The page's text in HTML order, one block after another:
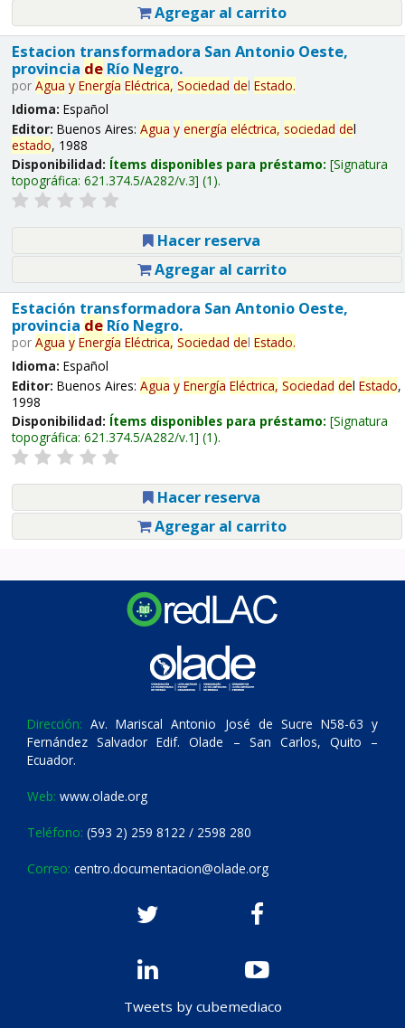
Agregar al carrito
Estacion transformadora San Antonio Oeste,
provincia deRío Negro.
por Agua y Energía Eléctrica, Sociedad del Estado.
Idioma: Español
Editor: Buenos Aires: Agua y energía eléctrica, sociedad del
estado, 1988
Disponibilidad: Ítems disponibles para préstamo: Signatura
topográfica: 621.374.5/A282/v.3 (1).
Hacer reserva
Agregar al carrito
Estación transformadora San Antonio Oeste,
provincia deRío Negro.
por Agua y Energía Eléctrica, Sociedad del Estado.
Idioma: Español
Editor: Buenos Aires: Agua y Energía Eléctrica, Sociedad del Estado,
1998
Disponibilidad: Ítems disponibles para préstamo: Signatura
topográfica: 621.374.5/A282/v.1 (1).
Hacer reserva
Agregar al carrito
Dirección: Av. Mariscal Antonio José de Sucre N58-63 y
Fernández Salvador Edif. Olade – San Carlos, Quito –
Ecuador.
Web: www.olade.org
Teléfono: (593 2) 259 8122 / 2598 280
Correo: centro.documentacion@olade.org
Tweets by cubemediaco